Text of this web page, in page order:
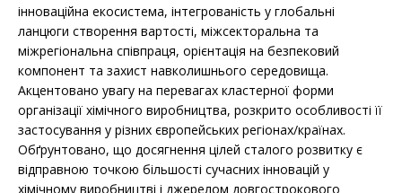
інноваційна екосистема, інтегрованість у глобальні
ланцюги створення вартості, міжсекторальна та
міжрегіональна співпраця, орієнтація на безпековий
компонент та захист навколишнього середовища.
Акцентовано увагу на перевагах кластерної форми
організації хімічного виробництва, розкрито особливості її
застосування у різних європейських регіонах/країнах.
Обґрунтовано, що досягнення цілей сталого розвитку є
відправною точкою більшості сучасних інновацій у
хімічному виробництві і джерелом довгострокового